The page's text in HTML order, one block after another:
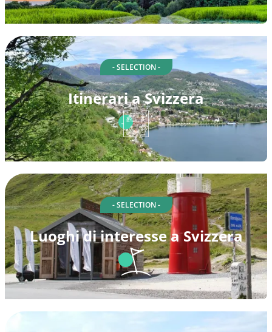
- SELECTION -
Itinerari a Svizzera
- SELECTION -
Luoghi di interesse a Svizzera